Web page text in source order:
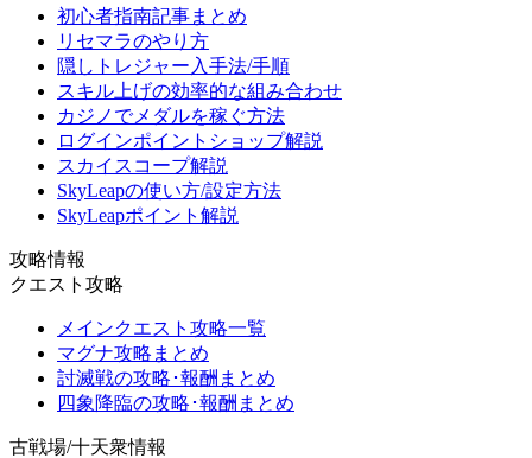
初心者指南記事まとめ
リセマラのやり方
隠しトレジャー入手法/手順
スキル上げの効率的な組み合わせ
カジノでメダルを稼ぐ方法
ログインポイントショップ解説
スカイスコープ解説
SkyLeapの使い方/設定方法
SkyLeapポイント解説
攻略情報
クエスト攻略
メインクエスト攻略一覧
マグナ攻略まとめ
討滅戦の攻略･報酬まとめ
四象降臨の攻略･報酬まとめ
古戦場/十天衆情報